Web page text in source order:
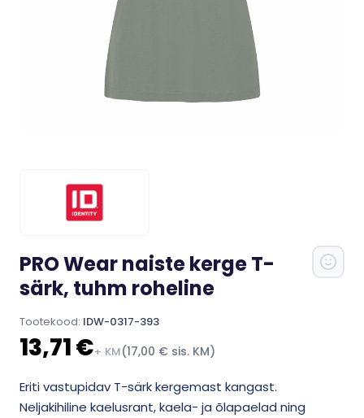
PRO Wear naiste kerge T-
särk, tuhm roheline
Tootekood: IDW-0317-393
13,71 €+ KM(17,00 € sis. KM)
Eriti vastupidav T-särk kergemast kangast.
Neljakihiline kaelusrant, kaela- ja õlapaelad ning